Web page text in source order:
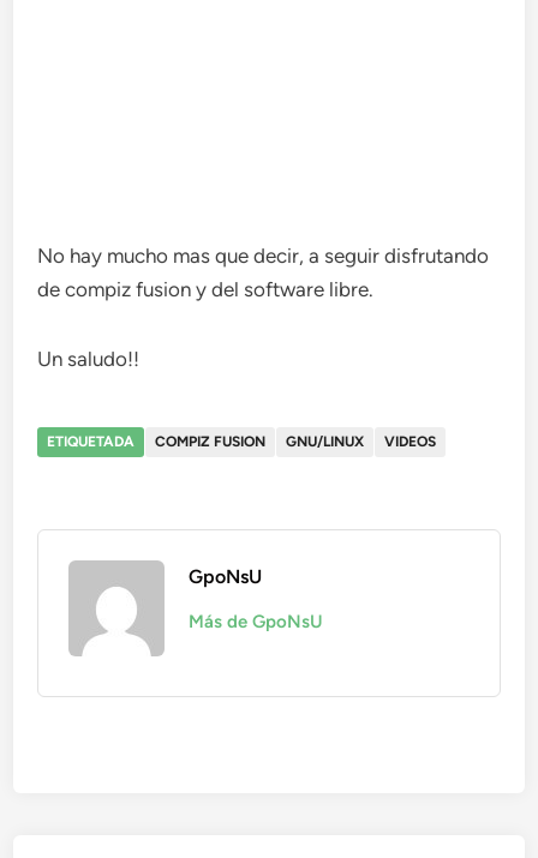
No hay mucho mas que decir, a seguir disfrutando
de compiz fusion y del software libre.
Un saludo!!
ETIQUETADA COMPIZ FUSION GNU/LINUX VIDEOS
GpoNsU
Más de GpoNsU